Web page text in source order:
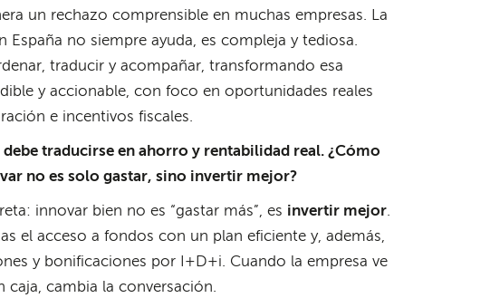
un rechazo comprensible en muchas empresas. La
España no siempre ayuda, es compleja y tediosa.
traducir y acompañar, transformando esa
y accionable, con foco en oportunidades reales
e incentivos fiscales.
traducirse en ahorro y rentabilidad real. ¿Cómo
no es solo gastar, sino invertir mejor?
innovar bien no es “gastar más”, es invertir mejor.
el acceso a fondos con un plan eficiente y, además,
y bonificaciones por I+D+i. Cuando la empresa ve
caja, cambia la conversación.